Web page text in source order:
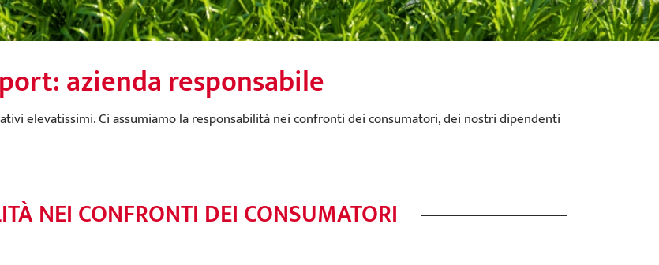
azienda responsabile
elevatissimi. Ci assumiamo la responsabilità nei confronti dei consumatori, dei nostri dipendenti
NEI CONFRONTI DEI CONSUMATORI